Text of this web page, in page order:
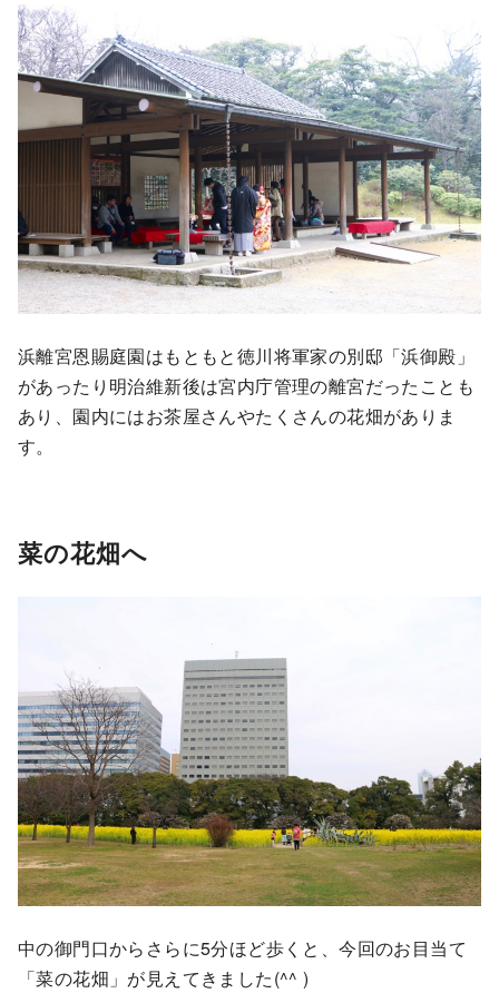
浜離宮恩賜庭園はもともと徳川将軍家の別邸「浜御殿」
があったり明治維新後は宮内庁管理の離宮だったことも
あり、園内にはお茶屋さんやたくさんの花畑がありま
す。
菜の花畑へ
中の御門口からさらに5分ほど歩くと、今回のお目当て
「菜の花畑」が見えてきました(^^ )